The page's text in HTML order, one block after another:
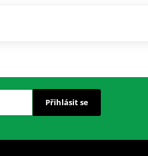
Přihlásit se